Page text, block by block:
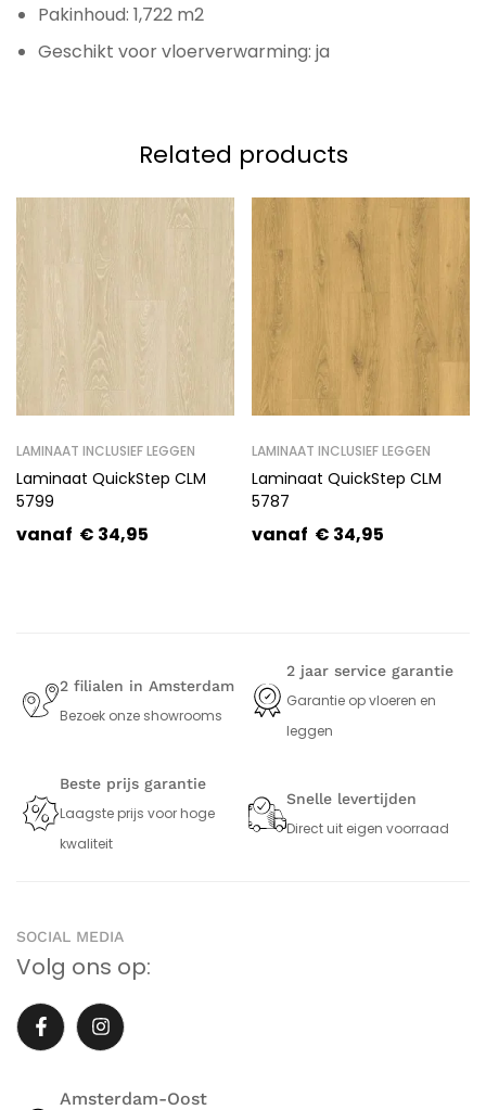
Pakinhoud: 1,722 m2
Geschikt voor vloerverwarming: ja
Related products
LAMINAAT INCLUSIEF LEGGEN
Laminaat QuickStep CLM
5799
vanaf € 34,95
LAMINAAT INCLUSIEF LEGGEN
Laminaat QuickStep CLM
5787
vanaf € 34,95
2 filialen in Amsterdam
Bezoek onze showrooms
2 jaar service garantie
Garantie op vloeren en
leggen
Beste prijs garantie
Laagste prijs voor hoge
kwaliteit
Snelle levertijden
Direct uit eigen voorraad
Amsterdam-Oost
SOCIAL MEDIA
Volg ons op: